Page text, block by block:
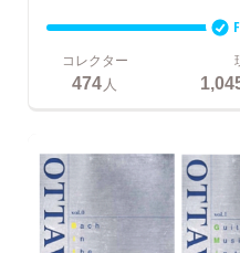
コレクター
474人